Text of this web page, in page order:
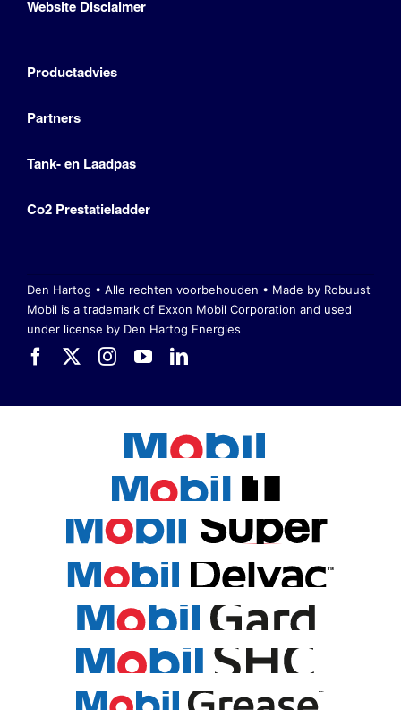
Website Disclaimer
Productadvies
Partners
Tank- en Laadpas
Co2 Prestatieladder
Den Hartog • Alle rechten voorbehouden • Made by Robuust
Mobil is a trademark of Exxon Mobil Corporation and used
under license by Den Hartog Energies